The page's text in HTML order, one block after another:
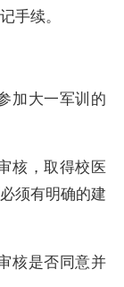
手续。
加大一军训的
核，取得校医
须有明确的建
核是否同意并